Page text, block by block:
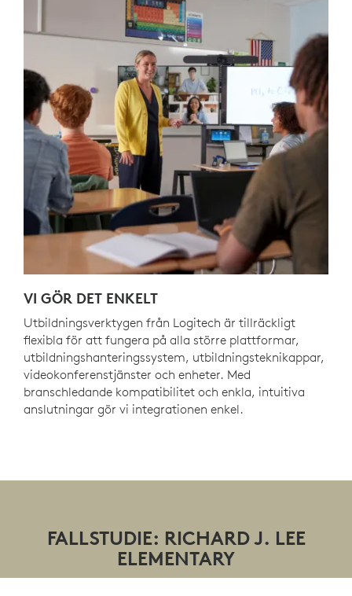
VI GÖR DET ENKELT
Utbildningsverktygen från Logitech är tillräckligt
flexibla för att fungera på alla större plattformar,
utbildningshanteringssystem, utbildningsteknikappar,
videokonferenstjänster och enheter. Med
branschledande kompatibilitet och enkla, intuitiva
anslutningar gör vi integrationen enkel.
FALLSTUDIE: RICHARD J. LEE
ELEMENTARY